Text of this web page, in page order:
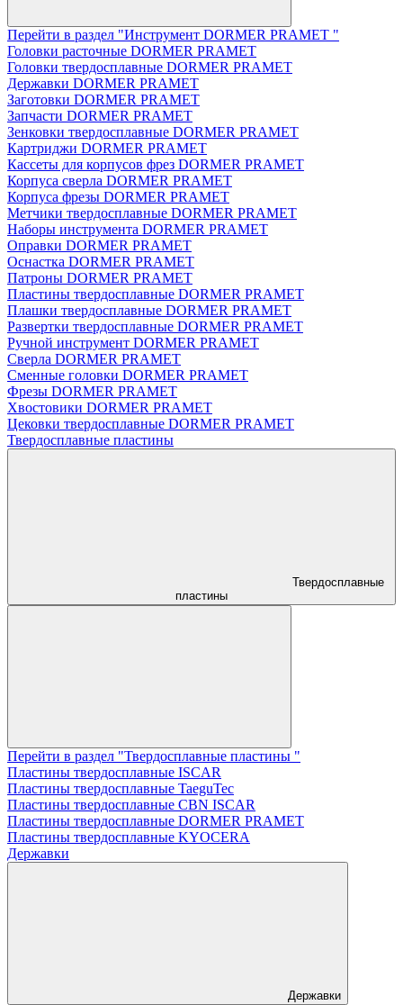
Перейти в раздел "Инструмент DORMER PRAMET "
Головки расточные DORMER PRAMET
Головки твердосплавные DORMER PRAMET
Державки DORMER PRAMET
Заготовки DORMER PRAMET
Запчасти DORMER PRAMET
Зенковки твердосплавные DORMER PRAMET
Картриджи DORMER PRAMET
Кассеты для корпусов фрез DORMER PRAMET
Корпуса сверла DORMER PRAMET
Корпуса фрезы DORMER PRAMET
Метчики твердосплавные DORMER PRAMET
Наборы инструмента DORMER PRAMET
Оправки DORMER PRAMET
Оснастка DORMER PRAMET
Патроны DORMER PRAMET
Пластины твердосплавные DORMER PRAMET
Плашки твердосплавные DORMER PRAMET
Развертки твердосплавные DORMER PRAMET
Ручной инструмент DORMER PRAMET
Сверла DORMER PRAMET
Сменные головки DORMER PRAMET
Фрезы DORMER PRAMET
Хвостовики DORMER PRAMET
Цековки твердосплавные DORMER PRAMET
Твердосплавные пластины
Твердосплавные
пластины
Перейти в раздел "Твердосплавные пластины "
Пластины твердосплавные ISCAR
Пластины твердосплавные TaeguTec
Пластины твердосплавные CBN ISCAR
Пластины твердосплавные DORMER PRAMET
Пластины твердосплавные KYOCERA
Державки
Державки